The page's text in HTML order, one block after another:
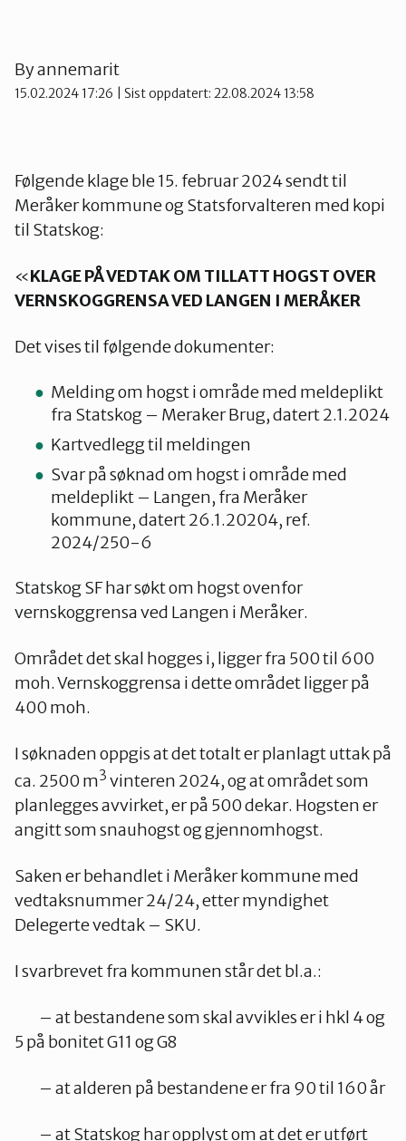
Byannemarit
15.02.2024 17:26 | Sist oppdatert: 22.08.2024 13:58
Følgende klage ble 15. februar 2024 sendt til
Meråker kommune og Statsforvalteren med kopi
til Statskog:
«KLAGE PÅ VEDTAK OM TILLATT HOGST OVER
VERNSKOGGRENSA VED LANGEN I MERÅKER
Det vises til følgende dokumenter:
Melding om hogst i område med meldeplikt
fra Statskog – Meraker Brug, datert 2.1.2024
Kartvedlegg til meldingen
Svar på søknad om hogst i område med
meldeplikt – Langen, fra Meråker
kommune, datert 26.1.20204, ref.
2024/250-6
Statskog SF har søkt om hogst ovenfor
vernskoggrensa ved Langen i Meråker.
Området det skal hogges i, ligger fra 500 til 600
moh. Vernskoggrensa i dette området ligger på
400 moh.
I søknaden oppgis at det totalt er planlagt uttak på
ca. 2500 m3 vinteren 2024, og at området som
planlegges avvirket, er på 500 dekar. Hogsten er
angitt som snauhogst og gjennomhogst.
Saken er behandlet i Meråker kommune med
vedtaksnummer 24/24, etter myndighet
Delegerte vedtak – SKU.
I svarbrevet fra kommunen står det bl.a.:
– at bestandene som skal avvikles er i hkl 4 og
5 på bonitet G11 og G8
– at alderen på bestandene er fra 90 til 160 år
– at Statskog har opplyst om at det er utført